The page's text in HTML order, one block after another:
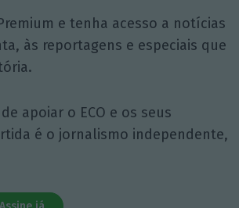
e tenha acesso a notícias
às reportagens e especiais que
apoiar o ECO e os seus
é o jornalismo independente,